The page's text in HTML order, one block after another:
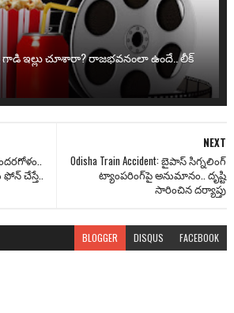
గాడి ఇల్లు చూశారా? రాజభవనంలా ఉందే.. లీక్
NEXT
Odisha Train Accident: బైపాస్ సిగ్నలింగ్
ట్యాంపరింగ్‌‌పై అనుమానం.. దృష్టి
సారించిన దర్యాప్తు
ఫోన్ చేస్తే..
BLOGGER DISQUS FACEBOOK